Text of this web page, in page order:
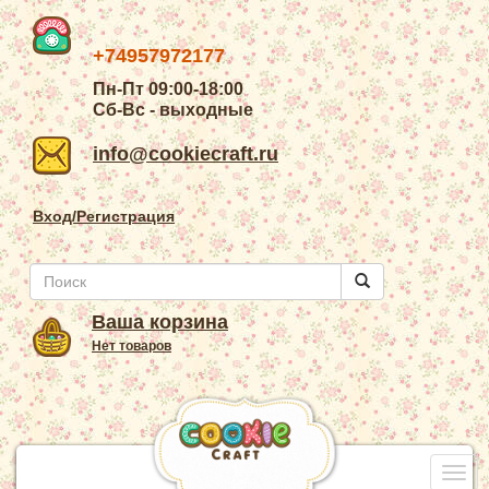
+74957972177
Пн-Пт 09:00-18:00
Сб-Вс - выходные
info@cookiecraft.ru
Вход/Регистрация
Ваша корзина
Нет товаров